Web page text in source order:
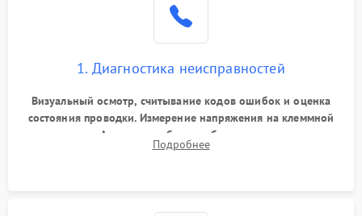
1. Диагностика неисправностей
Визуальный осмотр, считывание кодов ошибок и оценка
состояния проводки. Измерение напряжения на клеммной
колодке. Анализ жалоб на проблемы с нагревом,
конвекцией, панелью управления или блокировкой дверцы.
Подробнее